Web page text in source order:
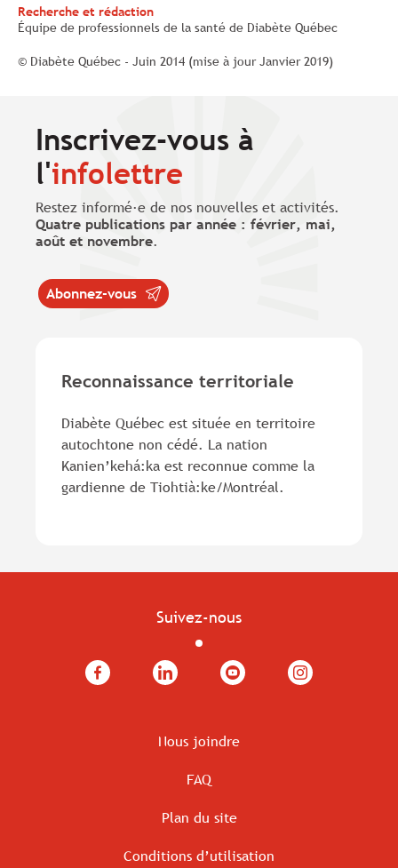
Recherche et rédaction
Équipe de professionnels de la santé de Diabète Québec
© Diabète Québec - Juin 2014 (mise à jour Janvier 2019)
Inscrivez-vous à
l'infolettre
Restez informé·e de nos nouvelles et activités.
Quatre publications par année : février, mai,
août et novembre.
Abonnez-vous
Reconnaissance territoriale
Diabète Québec est située en territoire
autochtone non cédé. La nation
Kanien’kehá:ka est reconnue comme la
gardienne de Tiohtià:ke/Montréal.
Suivez-nous
Facebook LinkedIn YouTube Instagram
Nous joindre
FAQ
Plan du site
Conditions d’utilisation